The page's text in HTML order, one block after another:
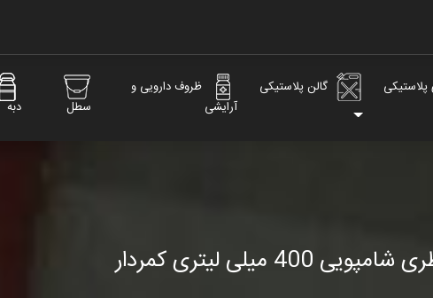
گالن پلاستیکی
ظروف دارویی و
آرایشی
سطل دبه
400 میلی لیتری کمردار